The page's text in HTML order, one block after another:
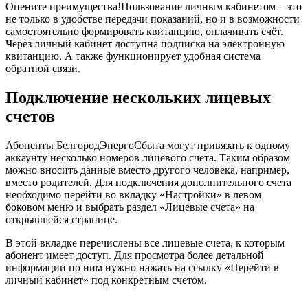
Оцените преимущества!Пользование личным кабинетом – это
не только в удобстве передачи показаний, но и в возможности
самостоятельно формировать квитанцию, оплачивать счёт.
Через личный кабинет доступна подписка на электронную
квитанцию. А также функционирует удобная система
обратной связи.
Подключение нескольких лицевых
счетов
Абоненты БелгородЭнергоСбыта могут привязать к одному
аккаунту несколько номеров лицевого счета. Таким образом
можно вносить данные вместо другого человека, например,
вместо родителей. Для подключения дополнительного счета
необходимо перейти во вкладку «Настройки» в левом
боковом меню и выбрать раздел «Лицевые счета» на
открывшейся странице.
В этой вкладке перечислены все лицевые счета, к которым
абонент имеет доступ. Для просмотра более детальной
информации по ним нужно нажать на ссылку «Перейти в
личный кабинет» под конкретным счетом.